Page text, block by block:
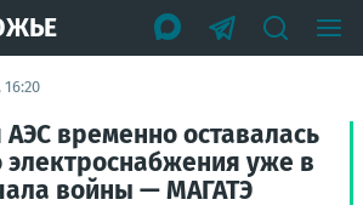
временно оставалась
электроснабжения уже в
войны — МАГАТЭ